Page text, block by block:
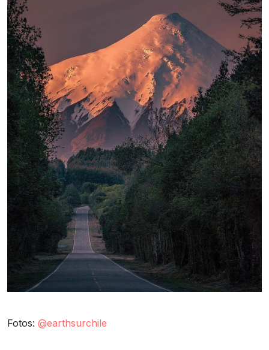
Fotos: @earthsurchile